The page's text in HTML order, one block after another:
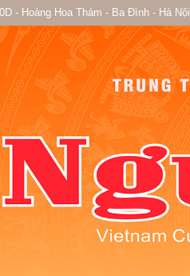
- Hoàng Hoa Thám - Ba Đình - Hà Nội